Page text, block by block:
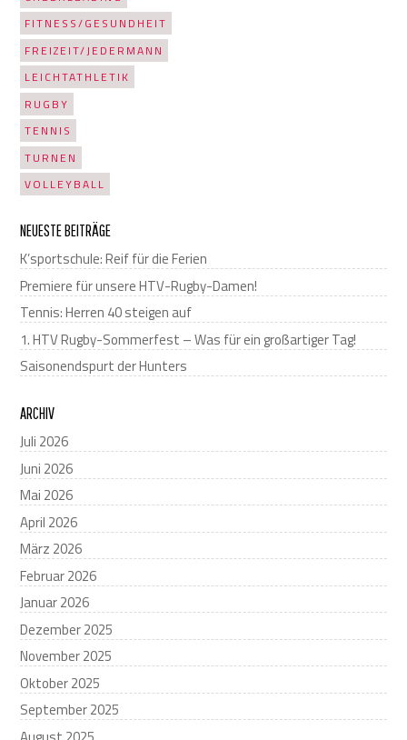
FITNESS/GESUNDHEIT
FREIZEIT/JEDERMANN
LEICHTATHLETIK
RUGBY
TENNIS
TURNEN
VOLLEYBALL
NEUESTE BEITRÄGE
K’sportschule: Reif für die Ferien
Premiere für unsere HTV-Rugby-Damen!
Tennis: Herren 40 steigen auf
1. HTV Rugby-Sommerfest – Was für ein großartiger Tag!
Saisonendspurt der Hunters
ARCHIV
Juli 2026
Juni 2026
Mai 2026
April 2026
März 2026
Februar 2026
Januar 2026
Dezember 2025
November 2025
Oktober 2025
September 2025